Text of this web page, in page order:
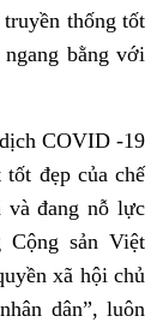
thống tốt
bằng với
COVID -19
đẹp của chế
và đang nỗ lực
sản Việt
xã hội chủ
dân”, luôn